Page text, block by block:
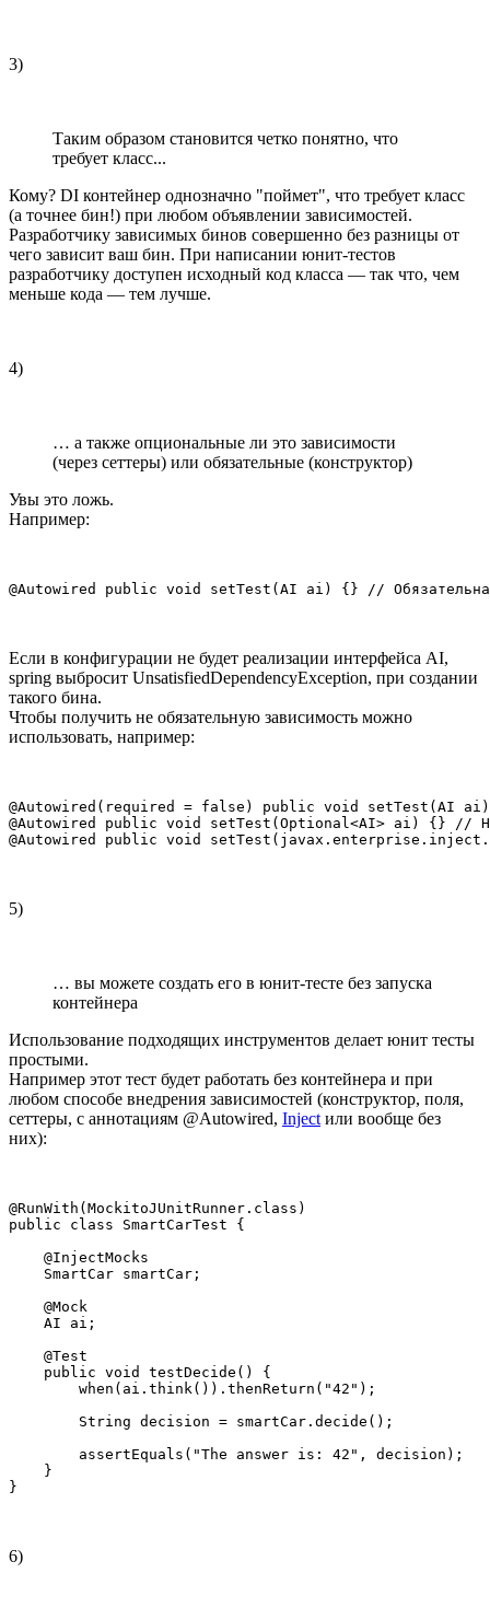
3)
Таким образом становится четко понятно, что
требует класс...
Кому? DI контейнер однозначно "поймет", что требует класс
(а точнее бин!) при любом объявлении зависимостей.
Разработчику зависимых бинов совершенно без разницы от
чего зависит ваш бин. При написании юнит-тестов
разработчику доступен исходный код класса — так что, чем
меньше кода — тем лучше.
4)
… а также опциональные ли это зависимости
(через сеттеры) или обязательные (конструктор)
Увы это ложь.
Например:
@Autowired public void setTest(AI ai) {} // Обязательная
Если в конфигурации не будет реализации интерфейса AI,
spring выбросит UnsatisfiedDependencyException, при создании
такого бина.
Чтобы получить не обязательную зависимость можно
использовать, например:
@Autowired(required = false) public void setTest(AI ai)
@Autowired public void setTest(Optional<AI> ai) {} //
@Autowired public void
5)
… вы можете создать его в юнит-тесте без запуска
контейнера
Использование подходящих инструментов делает юнит тесты
простыми.
Например этот тест будет работать без контейнера и при
любом способе внедрения зависимостей (конструктор, поля,
сеттеры, с аннотациям @Autowired, Inject или вообще без
них):
@RunWith(MockitoJUnitRunner.class)
public class SmartCarTest {
    @InjectMocks
    SmartCar smartCar;
    @Mock
    AI ai;
    @Test
    public void testDecide() {
        when(ai.think()).thenReturn("42");
        String decision = smartCar.decide();
        assertEquals("The answer is: 42", decision);
    }
}
6)